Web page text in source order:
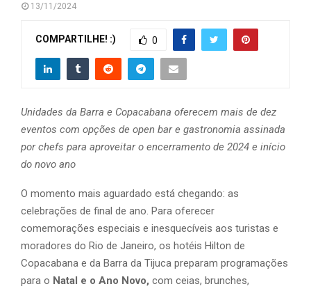
13/11/2024
COMPARTILHE! :) 0
Unidades da Barra e Copacabana oferecem mais de dez
eventos com opções de open bar e gastronomia assinada
por chefs para aproveitar o encerramento de 2024 e início
do novo ano
O momento mais aguardado está chegando: as
celebrações de final de ano. Para oferecer
comemorações especiais e inesquecíveis aos turistas e
moradores do Rio de Janeiro, os hotéis Hilton de
Copacabana e da Barra da Tijuca preparam programações
para o Natal e o Ano Novo, com ceias, brunches,